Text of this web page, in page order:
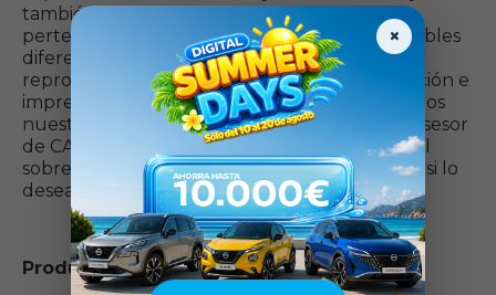
también accesorios y equipos opcionales no
pertenecientes al equipamiento de serie. Posibles
diferencias entre la pintura original y el color
reproducido se deben a la técnica de proyección e
impresión. Por las anteriores razones, reiteramos
nuestra sugerencia de que consulte con su asesor
de CAETANO para obtener información actual
sobre todas las características del producto y, si lo
desea, una oferta.
Productos financieros.
×